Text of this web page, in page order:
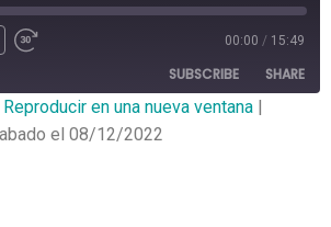
00:00 / 15:49
SUBSCRIBE SHARE
Reproducir en una nueva ventana |
el 08/12/2022